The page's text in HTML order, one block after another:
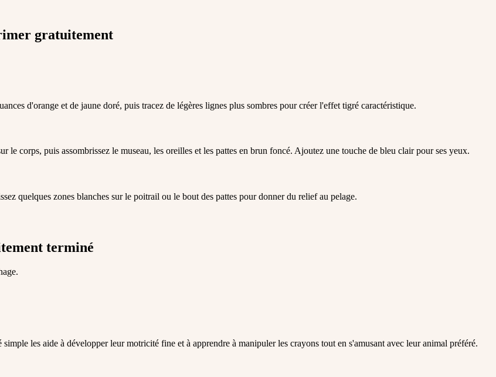
gratuitement
d'orange et de jaune doré, puis tracez de légères lignes plus sombres pour créer l'effet tigré caractéristique.
corps, puis assombrissez le museau, les oreilles et les pattes en brun foncé. Ajoutez une touche de bleu clair pour ses yeux.
quelques zones blanches sur le poitrail ou le bout des pattes pour donner du relief au pelage.
terminé
les aide à développer leur motricité fine et à apprendre à manipuler les crayons tout en s'amusant avec leur animal préféré.